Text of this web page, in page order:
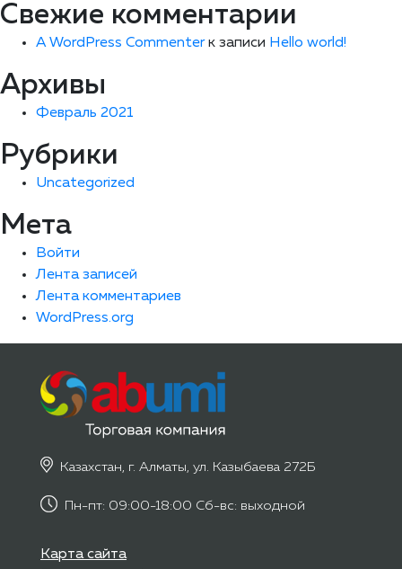
Свежие комментарии
A WordPress Commenterк записи Hello world!
Архивы
Февраль 2021
Рубрики
Uncategorized
Мета
Войти
Лента записей
Лента комментариев
WordPress.org
Казахстан, г. Алматы, ул. Казыбаева 272Б
Пн-пт: 09:00-18:00 Сб-вс: выходной
Карта сайта